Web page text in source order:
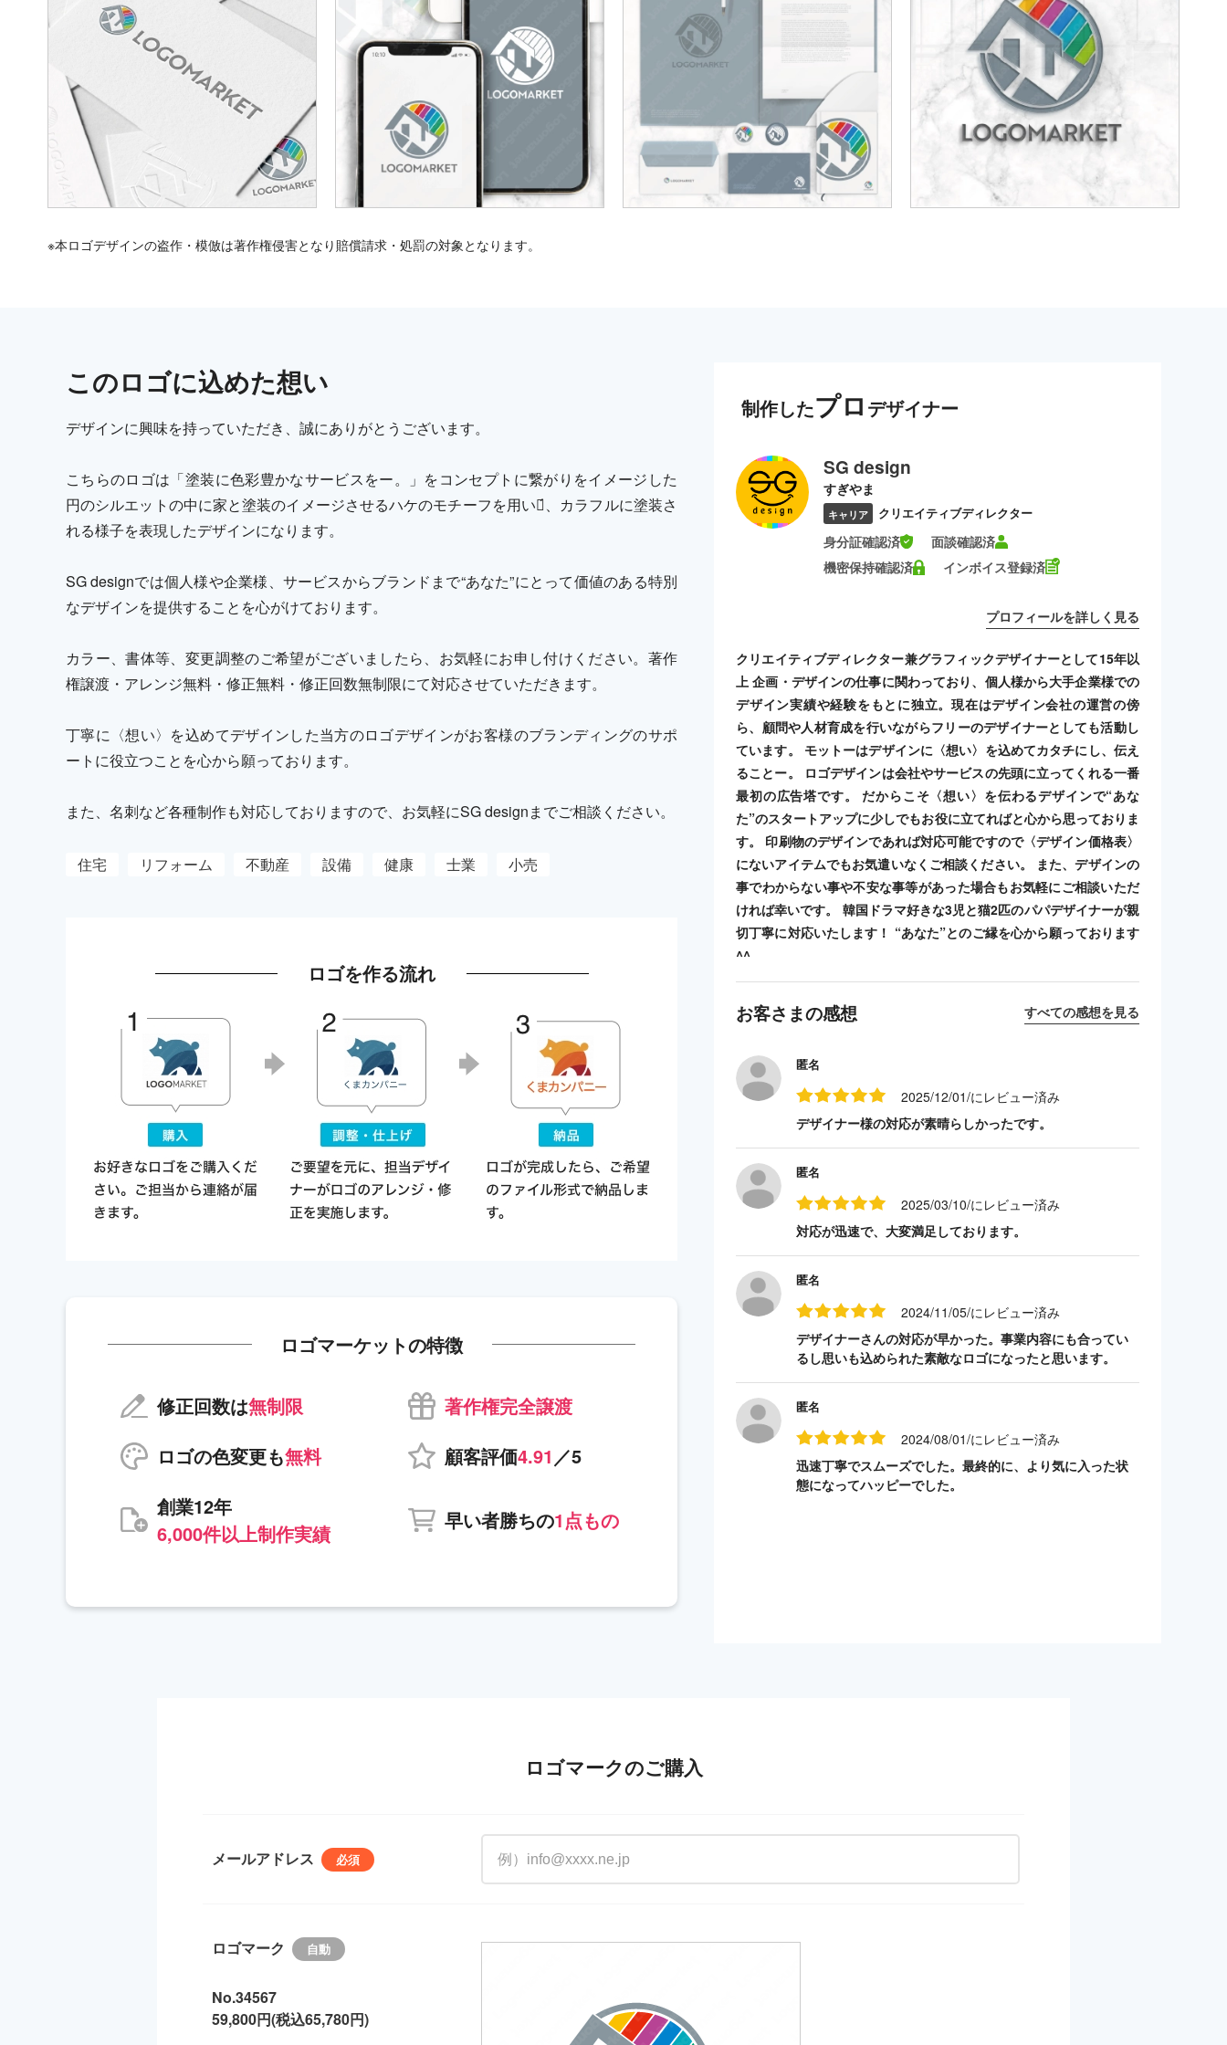
※本ロゴデザインの盗作・模倣は著作権侵害となり賠償請求・処罰の対象となります。
このロゴに込めた想い
デザインに興味を持っていただき、誠にありがとうございます。
こちらのロゴは「塗装に色彩豊かなサービスをー。」をコンセプトに繋がりをイメージした
円のシルエットの中に家と塗装のイメージさせるハケのモチーフを用いて́、カラフルに塗装さ
れる様子を表現したデザインになります。
SG designでは個人様や企業様、サービスからブランドまで“あなた”にとって価値のある特別
なデザインを提供することを心がけております。
カラー、書体等、変更調整のご希望がございましたら、お気軽にお申し付けください。著作
権譲渡・アレンジ無料・修正無料・修正回数無制限にて対応させていただきます。
丁寧に〈想い〉を込めてデザインした当方のロゴデザインがお客様のブランディングのサポ
ートに役立つことを心から願っております。
また、名刺など各種制作も対応しておりますので、お気軽にSG designまでご相談ください。
住宅 リフォーム 不動産 設備 健康 士業 小売
ロゴを作る流れ
ロゴマーケットの特徴
修正回数は無制限
著作権完全譲渡
ロゴの色変更も無料 顧客評価4.91 ／5
創業12年
6,000件以上制作実績
早い者勝ちの1点もの
制作したプロ デザイナー
SG design
すぎやま
キャリア クリエイティブディレクター
身分証確認済
面談確認済
機密保持確認済
インボイス登録済
プロフィールを詳しく見る
クリエイティブディレクター兼グラフィックデザイナーとして15年以
上 企画・デザインの仕事に関わっており、個人様から大手企業様での
デザイン実績や経験をもとに独立。現在はデザイン会社の運営の傍
ら、顧問や人材育成を行いながらフリーのデザイナーとしても活動し
ています。 モットーはデザインに〈想い〉を込めてカタチにし、伝え
ることー。 ロゴデザインは会社やサービスの先頭に立ってくれる一番
最初の広告塔です。 だからこそ〈想い〉を伝わるデザインで“あな
た”のスタートアップに少しでもお役に立てればと心から思っておりま
す。 印刷物のデザインであれば対応可能ですので〈デザイン価格表〉
にないアイテムでもお気遣いなくご相談ください。 また、デザインの
事でわからない事や不安な事等があった場合もお気軽にご相談いただ
ければ幸いです。 韓国ドラマ好きな3児と猫2匹のパパデザイナーが親
切丁寧に対応いたします！ “あなた”とのご縁を心から願っております
^^
お客さまの感想 すべての感想を見る
匿名
2025/12/01/にレビュー済み
デザイナー様の対応が素晴らしかったです。
匿名
2025/03/10/にレビュー済み
対応が迅速で、大変満足しております。
匿名
2024/11/05/にレビュー済み
デザイナーさんの対応が早かった。事業内容にも合ってい
るし思いも込められた素敵なロゴになったと思います。
匿名
2024/08/01/にレビュー済み
迅速丁寧でスムーズでした。最終的に、より気に入った状
態になってハッピーでした。
ロゴマークのご購入
メールアドレス
ロゴマーク
No.34567
59,800円(税込65,780円)